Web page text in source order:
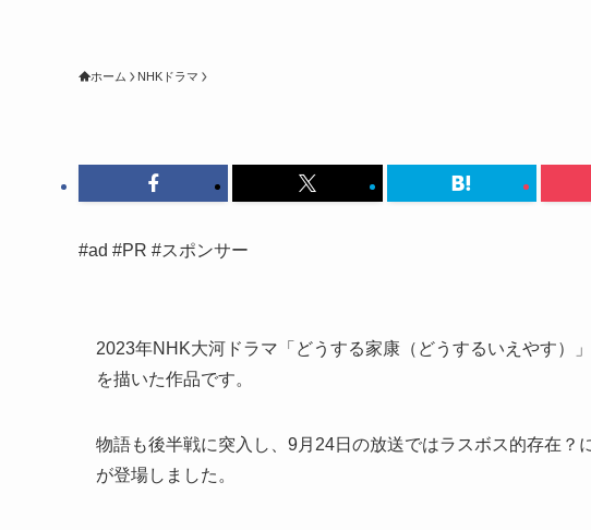
ホーム NHKドラマ
#ad #PR #スポンサー
2023年NHK大河ドラマ「どうする家康（どうするいえやす）
を描いた作品です。
物語も後半戦に突入し、9月24日の放送ではラスボス的存在
が登場しました。